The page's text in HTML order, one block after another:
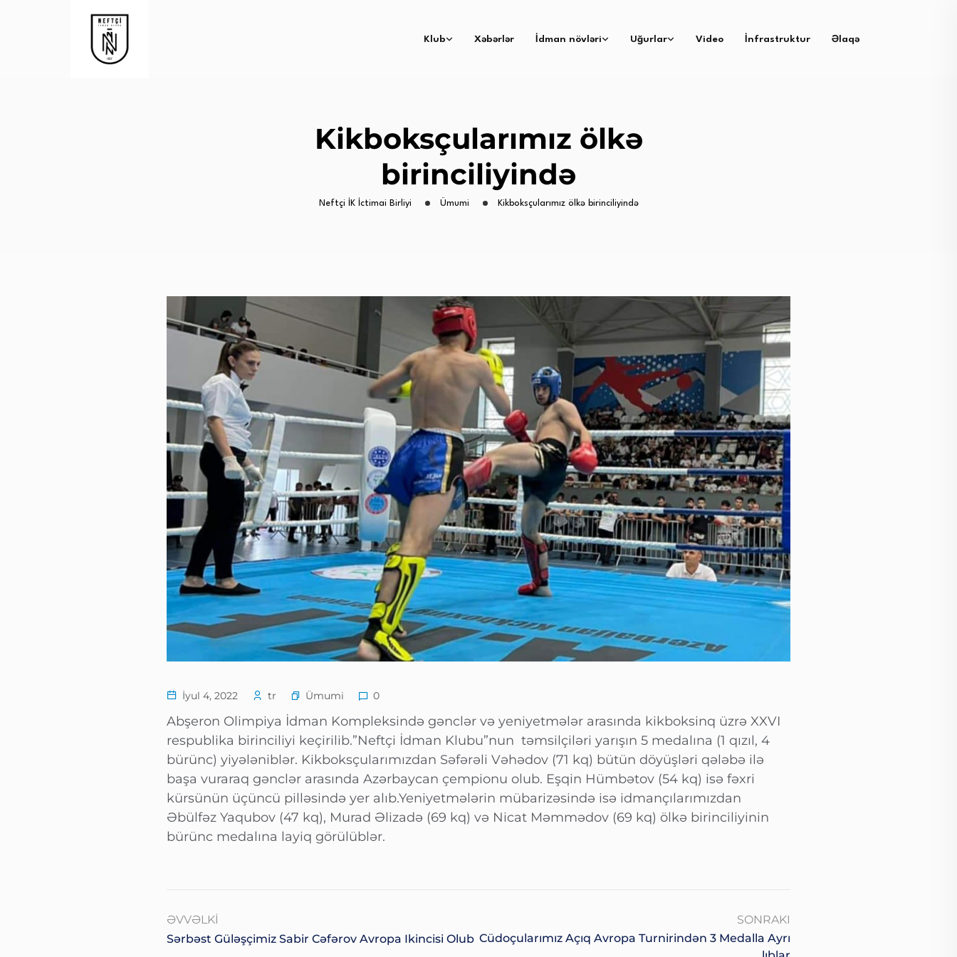
Klub Xəbərlər İdman növləri Uğurlar Video İnfrastruktur Əlaqə
Kikboksçularımız ölkə
birinciliyində
Neftçi İK İctimai Birliyi Ümumi Kikboksçularımız ölkə birinciliyində
İyul 4, 2022 tr Ümumi 0
Abşeron Olimpiya İdman Kompleksində gənclər və yeniyetmələr arasında kikboksinq üzrə XXVI
respublika birinciliyi keçirilib.”Neftçi İdman Klubu”nun təmsilçiləri yarışın 5 medalına (1 qızıl, 4
bürünc) yiyələniblər. Kikboksçularımızdan Səfərəli Vəhədov (71 kq) bütün döyüşləri qələbə ilə
başa vuraraq gənclər arasında Azərbaycan çempionu olub. Eşqin Hümbətov (54 kq) isə fəxri
kürsünün üçüncü pilləsində yer alıb.Yeniyetmələrin mübarizəsində isə idmançılarımızdan
Əbülfəz Yaqubov (47 kq), Murad Əlizadə (69 kq) və Nicat Məmmədov (69 kq) ölkə birinciliyinin
bürünc medalına layiq görülüblər.
ƏVVƏLKI
Sərbəst Güləşçimiz Sabir Cəfərov Avropa Ikincisi Olub
SONRAKI
Cüdoçularımız Açıq Avropa Turnirindən 3 Medalla Ayrı